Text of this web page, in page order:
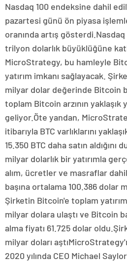
Nasdaq 100 endeksine dahil
pazartesi günü ön piyasa
oranında artış
trilyon dolarlık büyüklüğüne
MicroStrategy, bu hamleyle
yatırım imkanı sağlayacak.
milyar dolar değerinde Bitcoin
toplam Bitcoin arzının yaklaşık
geliyor.Öte yandan,
itibarıyla BTC varlıklarını
15.350 BTC daha satın aldığını
milyar dolarlık bir yatırımla
alım, ücretler ve masraflar
başına ortalama 100.386 dolar
Şirketin Bitcoin'e toplam
milyar dolara ulaştı ve Bitcoin
alma fiyatı 61.725 dolar
milyar doları
2020 yılında CEO Michael